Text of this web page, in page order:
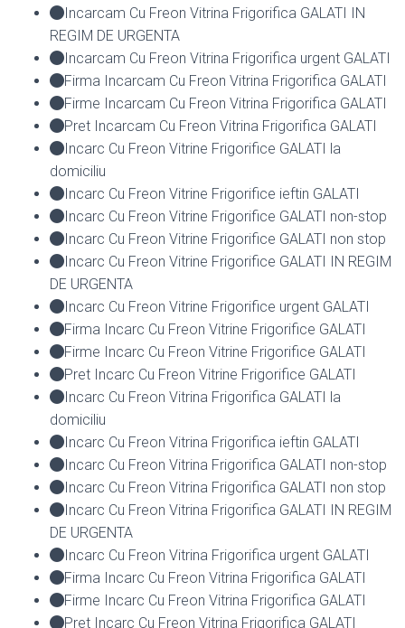
Incarcam Cu Freon Vitrina Frigorifica GALATI IN
REGIM DE URGENTA
Incarcam Cu Freon Vitrina Frigorifica urgent GALATI
Firma Incarcam Cu Freon Vitrina Frigorifica GALATI
Firme Incarcam Cu Freon Vitrina Frigorifica GALATI
Pret Incarcam Cu Freon Vitrina Frigorifica GALATI
Incarc Cu Freon Vitrine Frigorifice GALATI la
domiciliu
Incarc Cu Freon Vitrine Frigorifice ieftin GALATI
Incarc Cu Freon Vitrine Frigorifice GALATI non-stop
Incarc Cu Freon Vitrine Frigorifice GALATI non stop
Incarc Cu Freon Vitrine Frigorifice GALATI IN REGIM
DE URGENTA
Incarc Cu Freon Vitrine Frigorifice urgent GALATI
Firma Incarc Cu Freon Vitrine Frigorifice GALATI
Firme Incarc Cu Freon Vitrine Frigorifice GALATI
Pret Incarc Cu Freon Vitrine Frigorifice GALATI
Incarc Cu Freon Vitrina Frigorifica GALATI la
domiciliu
Incarc Cu Freon Vitrina Frigorifica ieftin GALATI
Incarc Cu Freon Vitrina Frigorifica GALATI non-stop
Incarc Cu Freon Vitrina Frigorifica GALATI non stop
Incarc Cu Freon Vitrina Frigorifica GALATI IN REGIM
DE URGENTA
Incarc Cu Freon Vitrina Frigorifica urgent GALATI
Firma Incarc Cu Freon Vitrina Frigorifica GALATI
Firme Incarc Cu Freon Vitrina Frigorifica GALATI
Pret Incarc Cu Freon Vitrina Frigorifica GALATI